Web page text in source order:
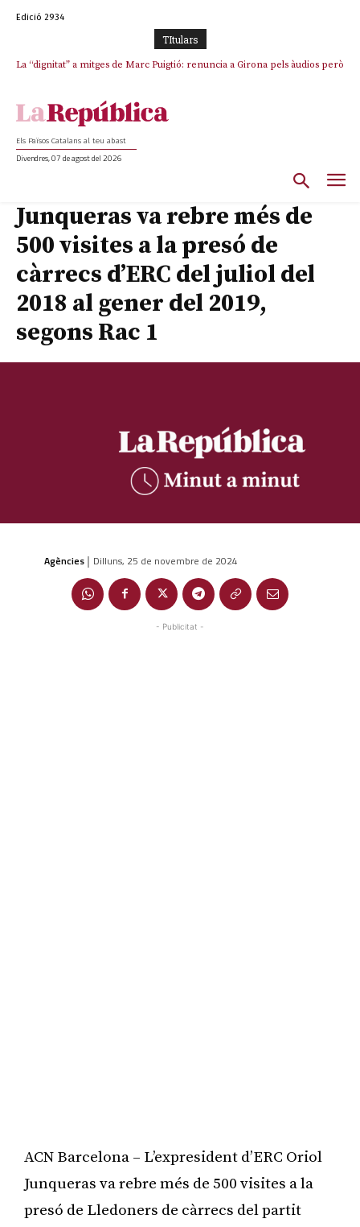
Edició 2934
TItulars
La “dignitat” a mitges de Marc Puigtió: renuncia a Girona pels àudios però
Els Països Catalans al teu abast
Divendres, 07 de agost del 2026
Junqueras va rebre més de
500 visites a la presó de
càrrecs d’ERC del juliol del
2018 al gener del 2019,
segons Rac 1
Agències | Dilluns, 25 de novembre de 2024
- Publicitat -
ACN Barcelona – L’expresident d’ERC Oriol
Junqueras va rebre més de 500 visites a la
presó de Lledoners de càrrecs del partit